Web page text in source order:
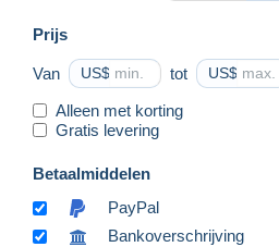
Prijs
Van US$ tot US$
Alleen met korting
Gratis levering
Betaalmiddelen
PayPal
Bankoverschrijving